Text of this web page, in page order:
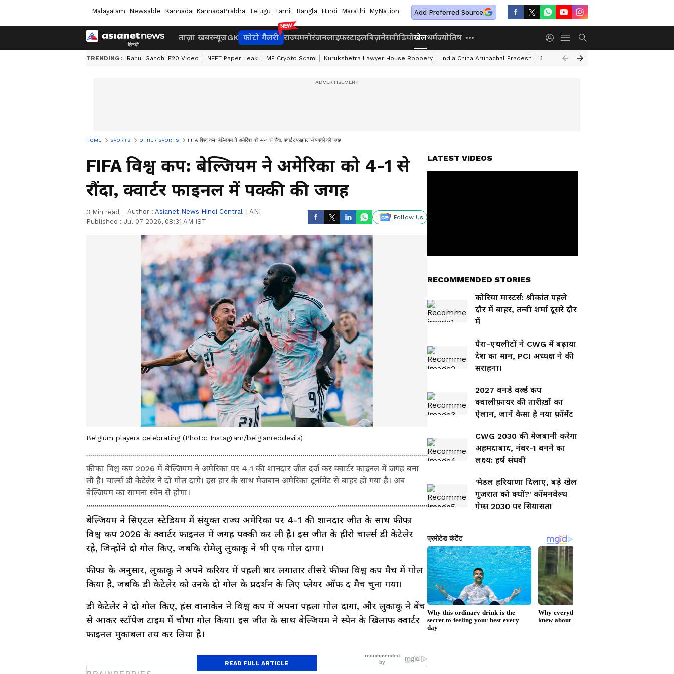
Malayalam Newsable Kannada KannadaPrabha Telugu Tamil Bangla Hindi Marathi MyNation Add Preferred Source
ताज़ा खबरन्यूजGK फोटो गैलरी राज्यमनोरंजनलाइफस्टाइलबिज़नेसवीडियोखेलधर्मज्योतिष
TRENDING : Rahul Gandhi E20 Video NEET Paper Leak MP Crypto Scam Kurukshetra Lawyer House Robbery India China Arunachal Pradesh Saudi Turkey Pakistan Defense Pact
HOME SPORTS OTHER SPORTS FIFA विश्व कप: बेल्जियम ने अमेरिका को 4-1 से रौंदा, क्वार्टर फाइनल में पक्की की जगह
FIFA विश्व कप: बेल्जियम ने अमेरिका को 4-1 से
रौंदा, क्वार्टर फाइनल में पक्की की जगह
3 Min read Author : Asianet News Hindi Central
ANI
Published : Jul 07 2026, 08:31 AM IST
Follow Us
Belgium players celebrating (Photo: Instagram/belgianreddevils)
फीफा विश्व कप 2026 में बेल्जियम ने अमेरिका पर 4-1 की शानदार जीत दर्ज कर क्वार्टर फाइनल में जगह बना
ली है। चार्ल्स डी केटेलेर ने दो गोल दागे। इस हार के साथ मेजबान अमेरिका टूर्नामेंट से बाहर हो गया है। अब
बेल्जियम का सामना स्पेन से होगा।
बेल्जियम ने सिएटल स्टेडियम में संयुक्त राज्य अमेरिका पर 4-1 की शानदार जीत के साथ फीफा
विश्व कप 2026 के क्वार्टर फाइनल में जगह पक्की कर ली है। इस जीत के हीरो चार्ल्स डी केटेलेर
रहे, जिन्होंने दो गोल किए, जबकि रोमेलु लुकाकू ने भी एक गोल दागा।
फीफा के अनुसार, लुकाकू ने अपने करियर में पहली बार लगातार तीसरे फीफा विश्व कप मैच में गोल
किया है, जबकि डी केटेलेर को उनके दो गोल के प्रदर्शन के लिए प्लेयर ऑफ द मैच चुना गया।
डी केटेलेर ने दो गोल किए, हंस वानाकेन ने विश्व कप में अपना पहला गोल दागा, और लुकाकू ने बेंच
से आकर स्टॉपेज टाइम में चौथा गोल किया। इस जीत के साथ बेल्जियम ने स्पेन के खिलाफ क्वार्टर
फाइनल मुकाबला तय कर लिया है।
READ FULL ARTICLE
LATEST VIDEOS
RECOMMENDED STORIES
कोरिया मास्टर्स: श्रीकांत पहले
दौर में बाहर, तन्वी शर्मा दूसरे दौर
में
पैरा-एथलीटों ने CWG में बढ़ाया
देश का मान, PCI अध्यक्ष ने की
सराहना।
2027 वनडे वर्ल्ड कप
क्वालीफ़ायर की तारीख़ों का
ऐलान, जानें कैसा है नया फ़ॉर्मेट
CWG 2030 की मेजबानी करेगा
अहमदाबाद, नंबर-1 बनने का
लक्ष्य: हर्ष संघवी
'मेडल हरियाणा दिलाए, बड़े खेल
गुजरात को क्यों?' कॉमनवेल्थ
गेम्स 2030 पर सियासत!